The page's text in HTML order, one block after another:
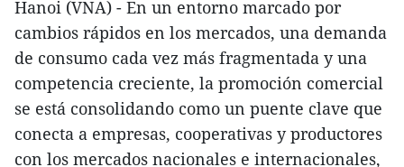
Hanoi (VNA) - En un entorno marcado por
cambios rápidos en los mercados, una demanda
de consumo cada vez más fragmentada y una
competencia creciente, la promoción comercial
se está consolidando como un puente clave que
conecta a empresas, cooperativas y productores
con los mercados nacionales e internacionales,